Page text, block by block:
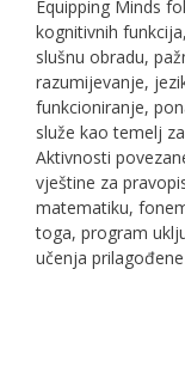
Equipping Minds
kognitivnih
slušnu obradu,
razumijevanje,
funkcioniranje,
služe kao temelj
Aktivnosti
vještine za
matematiku,
toga, program
učenja